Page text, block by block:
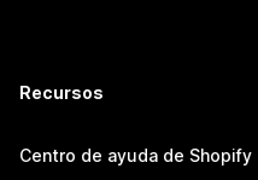
Recursos
Centro de ayuda de Shopify